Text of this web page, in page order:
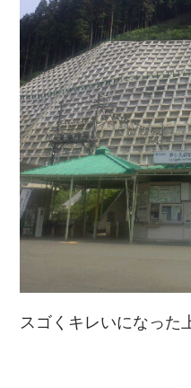
スゴくキレいになった